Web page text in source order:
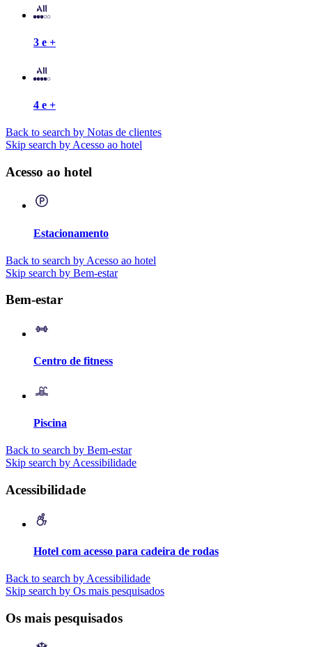
3 e +
4 e +
Back to search by Notas de clientes
Skip search by Acesso ao hotel
Acesso ao hotel
Estacionamento
Back to search by Acesso ao hotel
Skip search by Bem-estar
Bem-estar
Centro de fitness
Piscina
Back to search by Bem-estar
Skip search by Acessibilidade
Acessibilidade
Hotel com acesso para cadeira de rodas
Back to search by Acessibilidade
Skip search by Os mais pesquisados
Os mais pesquisados